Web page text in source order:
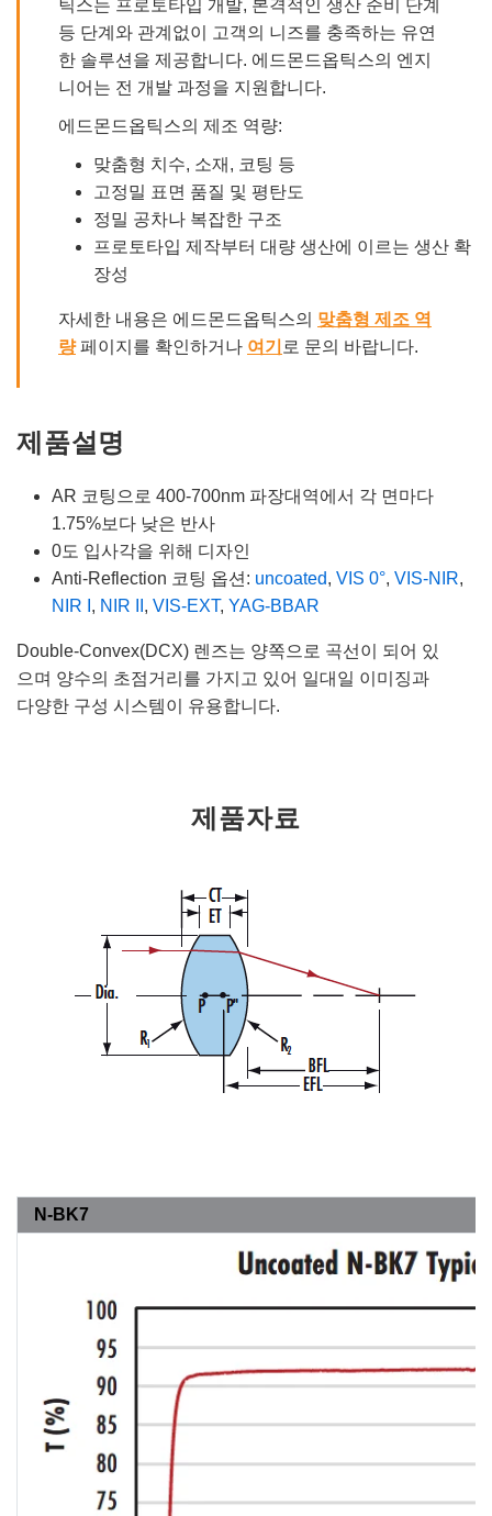
틱스는 프로토타입 개발, 본격적인 생산 준비 단계
등 단계와 관계없이 고객의 니즈를 충족하는 유연
한 솔루션을 제공합니다. 에드몬드옵틱스의 엔지
니어는 전 개발 과정을 지원합니다.
에드몬드옵틱스의 제조 역량:
맞춤형 치수, 소재, 코팅 등
고정밀 표면 품질 및 평탄도
정밀 공차나 복잡한 구조
프로토타입 제작부터 대량 생산에 이르는 생산 확
장성
자세한 내용은 에드몬드옵틱스의 맞춤형 제조 역
량페이지를 확인하거나 여기 로 문의 바랍니다.
제품설명
AR 코팅으로 400-700nm 파장대역에서 각 면마다
1.75%보다 낮은 반사
0도 입사각을 위해 디자인
Anti-Reflection 코팅 옵션: uncoated, VIS 0°, VIS-NIR,
NIR I , NIR II , VIS-EXT, YAG-BBAR
Double-Convex(DCX) 렌즈는 양쪽으로 곡선이 되어 있
으며 양수의 초점거리를 가지고 있어 일대일 이미징과
다양한 구성 시스템이 유용합니다.
제품자료
N-BK7